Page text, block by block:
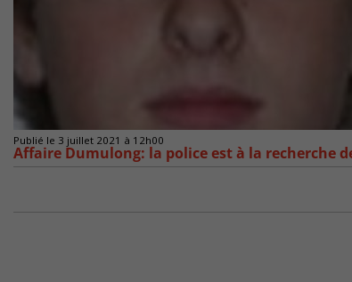
Publié le 3 juillet 2021 à 12h00
Affaire Dumulong: la police est à la recherche